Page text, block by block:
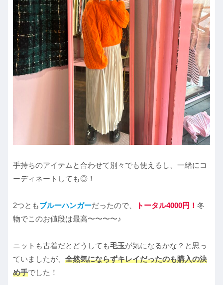
手持ちのアイテムと合わせて別々でも使えるし、一緒にコ
ーディネートしても◎！
2つともブルーハンガーだったので、 トータル4000円！ 冬
物でこのお値段は最高〜〜〜〜♪
ニットも古着だとどうしても毛玉が気になるかな？と思っ
ていましたが、 全然気にならずキレイだったのも購入の決
め手でした！